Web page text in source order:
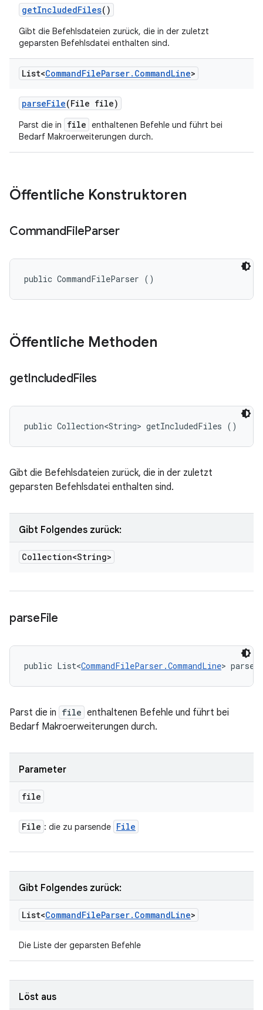
getIncludedFiles()
Gibt die Befehlsdateien zurück, die in der zuletzt
geparsten Befehlsdatei enthalten sind.
List<CommandFileParser. CommandLine>
parseFile(File file)
Parst die in file enthaltenen Befehle und führt bei
Bedarf Makroerweiterungen durch.
Öffentliche Konstruktoren
CommandFileParser
public CommandFileParser ()
Öffentliche Methoden
getIncludedFiles
public Collection<String> getIncludedFiles ()
Gibt die Befehlsdateien zurück, die in der zuletzt
geparsten Befehlsdatei enthalten sind.
Gibt Folgendes zurück:
Collection<String>
parseFile
public List<CommandFileParser.CommandLine>
Parst die in file enthaltenen Befehle und führt bei
Bedarf Makroerweiterungen durch.
Parameter
file
File : die zu parsende File
Gibt Folgendes zurück:
List<CommandFileParser. CommandLine>
Die Liste der geparsten Befehle
Löst aus